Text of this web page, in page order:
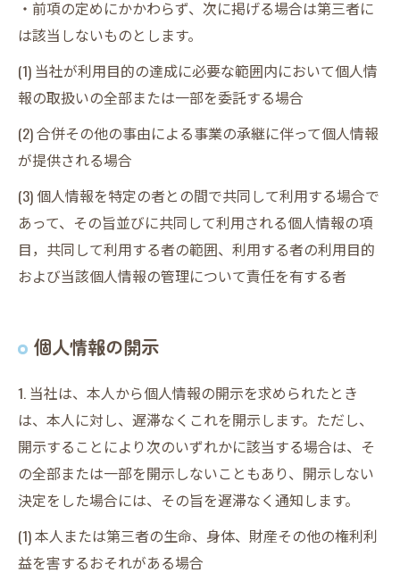
・前項の定めにかかわらず、次に掲げる場合は第三者に
は該当しないものとします。
(1) 当社が利用目的の達成に必要な範囲内において個人情
報の取扱いの全部または一部を委託する場合
(2) 合併その他の事由による事業の承継に伴って個人情報
が提供される場合
(3) 個人情報を特定の者との間で共同して利用する場合で
あって、その旨並びに共同して利用される個人情報の項
目，共同して利用する者の範囲、利用する者の利用目的
および当該個人情報の管理について責任を有する者
個人情報の開示
1. 当社は、本人から個人情報の開示を求められたとき
は、本人に対し、遅滞なくこれを開示します。ただし、
開示することにより次のいずれかに該当する場合は、そ
の全部または一部を開示しないこともあり、開示しない
決定をした場合には、その旨を遅滞なく通知します。
(1) 本人または第三者の生命、身体、財産その他の権利利
益を害するおそれがある場合